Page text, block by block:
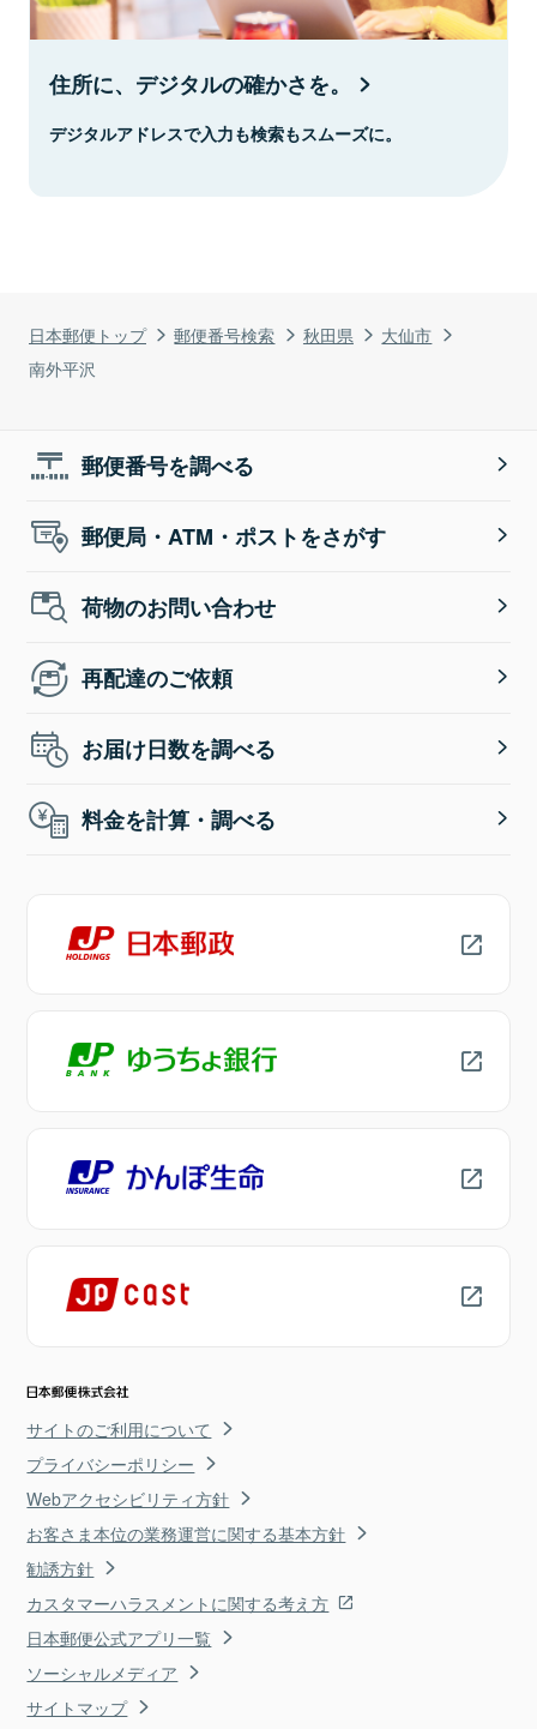
日本郵便トップ 郵便番号検索 秋田県
大仙市
南外平沢
住所に、デジタルの確かさを。
デジタルアドレスで入力も検索もスムーズに。
郵便番号を調べる
郵便局・ATM・ポストをさがす
荷物のお問い合わせ
再配達のご依頼
お届け日数を調べる
料金を計算・調べる
サイトのご利用について
プライバシーポリシー
Webアクセシビリティ方針
お客さま本位の業務運営に関する基本方針
勧誘方針
カスタマーハラスメントに関する考え方
日本郵便公式アプリ一覧
ソーシャルメディア
サイトマップ